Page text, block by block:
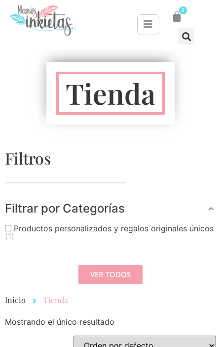
0
Tienda
Inicio Tienda
Mostrando el único resultado
Filtros
Filtrar por Categorías
Productos personalizados y regalos originales únicos
(1)
VER TODOS